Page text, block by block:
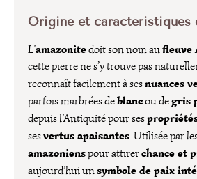
Origine et caractéristiques
L’amazonitedoit son nom aufleuve
cette pierre ne s’y trouve pas
reconnaît facilement à sesnuances
parfois marbrées deblancou degris
depuis l’Antiquité pour ses
sesvertus apaisantes. Utilisée par
amazonienspour attirerchance et
aujourd’hui unsymbole de paix